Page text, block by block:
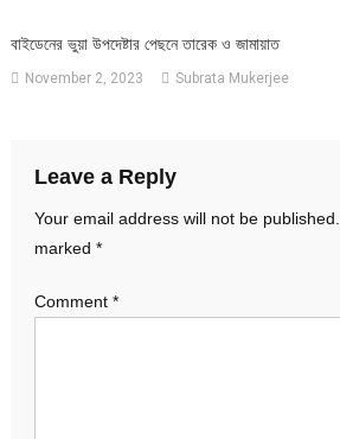
বাইডেনের ভুয়া উপদেষ্টার পেছনে তারেক ও জামায়াত
November 2, 2023 Subrata Mukerjee
Leave a Reply
Your email address will not be published.
marked *
Comment *